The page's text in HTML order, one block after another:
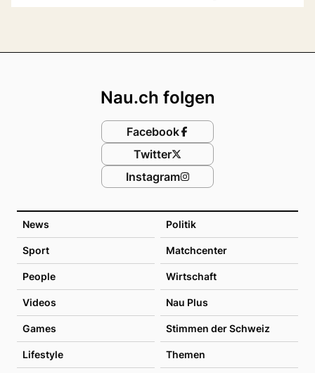
News Politik
Sport Matchcenter
People Wirtschaft
Videos Nau Plus
Games Stimmen der Schweiz
Lifestyle Themen
Nau.ch folgen
Facebook
Twitter
Instagram